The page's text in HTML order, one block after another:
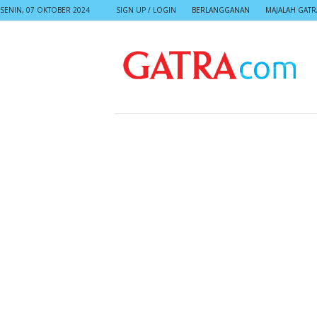
SENIN, 07 OKTOBER 2024 SIGN UP / LOGIN BERLANGGANAN MAJALAH